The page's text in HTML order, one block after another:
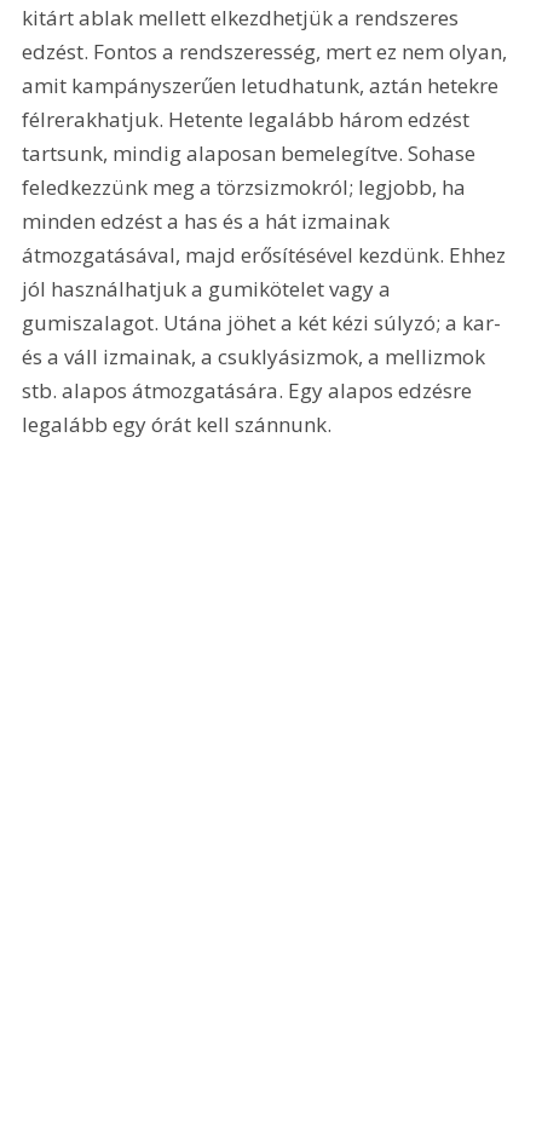
kitárt ablak mellett elkezdhetjük a rendszeres
edzést. Fontos a rendszeresség, mert ez nem olyan,
amit kampányszerűen letudhatunk, aztán hetekre
félrerakhatjuk. Hetente legalább három edzést
tartsunk, mindig alaposan bemelegítve. Sohase
feledkezzünk meg a törzsizmokról; legjobb, ha
minden edzést a has és a hát izmainak
átmozgatásával, majd erősítésével kezdünk. Ehhez
jól használhatjuk a gumikötelet vagy a
gumiszalagot. Utána jöhet a két kézi súlyzó; a kar-
és a váll izmainak, a csuklyásizmok, a mellizmok
stb. alapos átmozgatására. Egy alapos edzésre
legalább egy órát kell szánnunk.